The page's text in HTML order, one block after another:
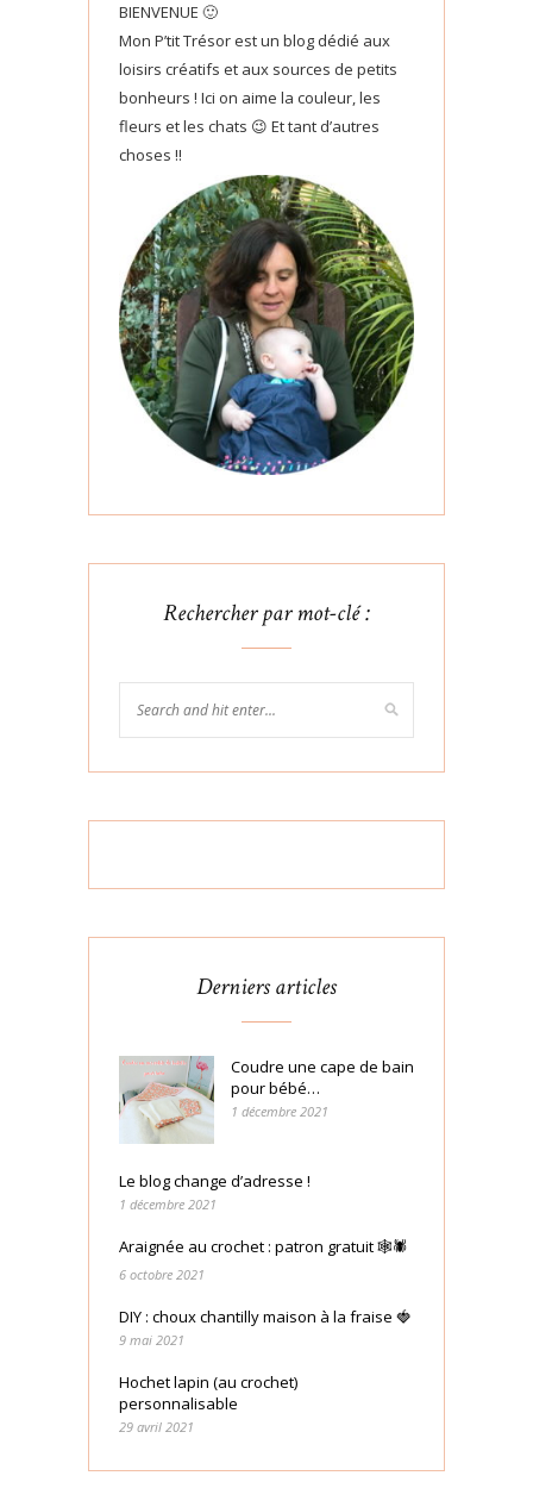
BIENVENUE 🙂
Mon P’tit Trésor est un blog dédié aux
loisirs créatifs et aux sources de petits
bonheurs ! Ici on aime la couleur, les
fleurs et les chats 😉 Et tant d’autres
choses !!
Rechercher par mot-clé :
Derniers articles
Coudre une cape de bain
pour bébé…
1 décembre 2021
Le blog change d’adresse !
1 décembre 2021
Araignée au crochet : patron gratuit 🕸🕷
6 octobre 2021
DIY : choux chantilly maison à la fraise 🍓
9 mai 2021
Hochet lapin (au crochet)
personnalisable
29 avril 2021